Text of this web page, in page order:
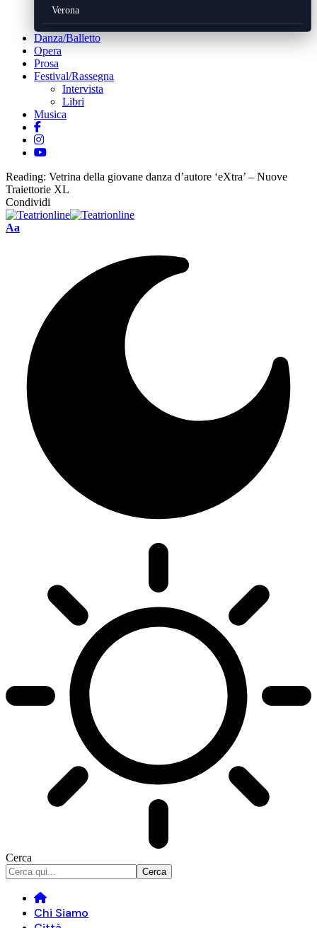
Verona
Danza/Balletto
Opera
Prosa
Festival/Rassegna
Intervista
Libri
Musica
Reading: Vetrina della giovane danza d’autore ‘eXtra’ – Nuove
Traiettorie XL
Condividi
Font
Aa
Cerca
Chi Siamo